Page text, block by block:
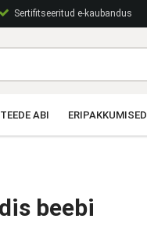
Sertifitseeritud e-kaubandus
ABI ERIPAKKUMISED
beebi